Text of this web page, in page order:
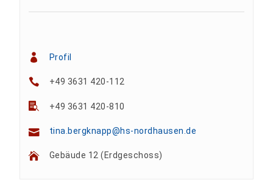
Profil
+49 3631 420-112
+49 3631 420-810
tina.bergknapp@hs-nordhausen.de
Gebäude 12 (Erdgeschoss)